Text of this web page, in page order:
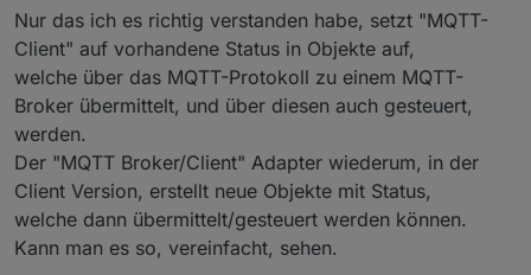
Topic/Datenpunkt.
Der klinkt sich wie History in die Objekt-Liste ein und
man kann dann dort ganz spezifische Topics für
publish und subscribe erstellen
Nur das ich es richtig verstanden habe, setzt "MQTT-
Client" auf vorhandene Status in Objekte auf,
welche über das MQTT-Protokoll zu einem MQTT-
Broker übermittelt, und über diesen auch gesteuert,
werden.
Der "MQTT Broker/Client" Adapter wiederum, in der
Client Version, erstellt neue Objekte mit Status,
welche dann übermittelt/gesteuert werden können.
Kann man es so, vereinfacht, sehen.